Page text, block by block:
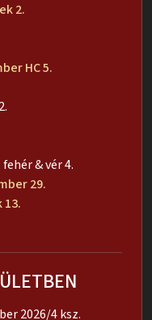
2.
HC 5.
& vér 4.
29.
2026/4 ksz.